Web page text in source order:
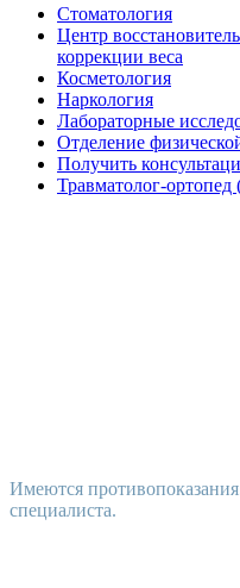
Стоматология
Центр
коррекции веса
Косметология
Наркология
Лабораторные
Отделение
Получить
Травматолог-
Имеются
специалиста.